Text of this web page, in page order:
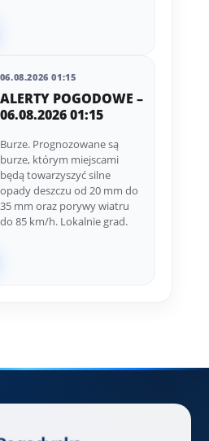
06.08.2026 01:15
ALERTY POGODOWE –
06.08.2026 01:15
Burze. Prognozowane są
burze, którym miejscami
będą towarzyszyć silne
opady deszczu od 20 mm do
35 mm oraz porywy wiatru
do 85 km/h. Lokalnie grad.